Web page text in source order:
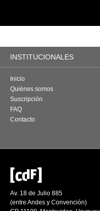
INSTITUCIONALES
Inicio
Quiénes somos
Suscripción
FAQ
Contacto
Av. 18 de Julio 885
(entre Andes y Convención)